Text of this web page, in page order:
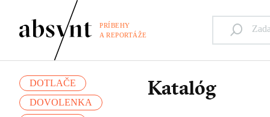
PRÍBEHY
A REPORTÁŽE
DOTLAČE
DOVOLENKA
Katalóg